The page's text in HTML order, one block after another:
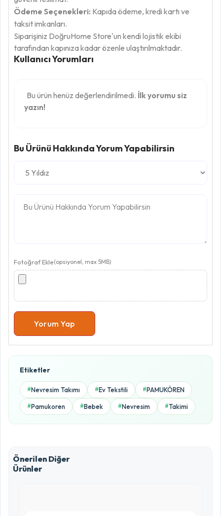
Ödeme Seçenekleri: Kapıda ödeme, kredi kartı ve
taksit imkanları.
Siparişiniz DoğruHome Store'un kendi lojistik ekibi
tarafından kapınıza kadar özenle ulaştırılmaktadır.
Kullanıcı Yorumları
Bu ürün henüz değerlendirilmedi. İlk yorumu siz
yazın!
Bu Ürünü Hakkında Yorum Yapabilirsin
Fotoğraf Ekle(opsiyonel, max 5MB)
Yorum Yap
5.0 / 5
5 Yıldız
3 Yıldız
Etiketler
#Nevresim Takımı #Ev Tekstili #PAMUKÖREN
#Pamukoren #Bebek #Nevresim #Takimi
Önerilen Diğer
Ürünler